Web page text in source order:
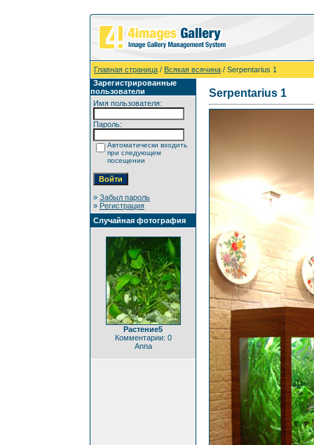
Главная страница / Всякая всячина / Serpentarius 1
Зарегистрированные
пользователи
Имя пользователя:
Пароль:
Автоматически входить
при следующем
посещении
» Забыл пароль
» Регистрация
Случайная фотография
Растение5
Комментарии: 0
Anna
Serpentarius 1